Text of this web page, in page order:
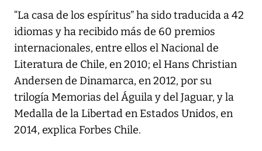
“La casa de los espíritus” ha sido traducida a 42
idiomas y ha recibido más de 60 premios
internacionales, entre ellos el Nacional de
Literatura de Chile, en 2010; el Hans Christian
Andersen de Dinamarca, en 2012, por su
trilogía Memorias del Águila y del Jaguar, y la
Medalla de la Libertad en Estados Unidos, en
2014, explica Forbes Chile.